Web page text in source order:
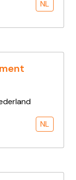
NL
NL